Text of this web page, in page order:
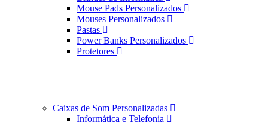
Mouse Pads Personalizados
Mouses Personalizados
Pastas
Power Banks Personalizados
Protetores
Caixas de Som Personalizadas
Informática e Telefonia